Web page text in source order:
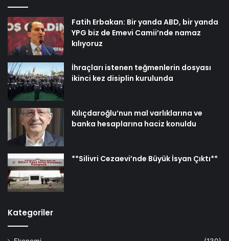
Fatih Erbakan: Bir yanda ABD, bir yanda
YPG biz de Emevi Camii’nde namaz
kılıyoruz
İhraçları istenen teğmenlerin dosyası
ikinci kez disiplin kurulunda
Kılıçdaroğlu’nun mal varlıklarına ve
banka hesaplarına haciz konuldu
**Silivri Cezaevi’nde Büyük İsyan Çıktı**
Kategoriler